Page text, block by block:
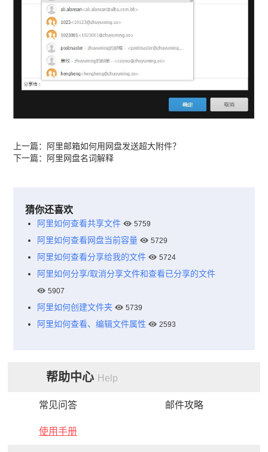
上一篇：
阿里邮箱如何用网盘发送超大附件？
下一篇：
阿里网盘名词解释
猜你还喜欢
阿里如何查看共享文件 5759
阿里如何查看网盘当前容量 5729
阿里如何查看分享给我的文件 5724
阿里如何分享/取消分享文件和查看已分享的文件
5907
阿里如何创建文件夹 5739
阿里如何查看、编辑文件属性 2593
帮助中心 Help
常见问答 邮件攻略
使用手册